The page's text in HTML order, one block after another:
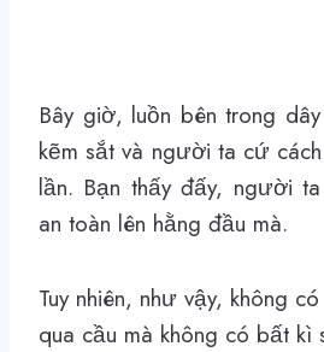
Bây giờ, luồn bên trong
kẽm sắt và người ta cứ
lần. Bạn thấy đấy, người
an toàn lên hằng đầu mà.
Tuy nhiên, như vậy, không
qua cầu mà không có bất kì